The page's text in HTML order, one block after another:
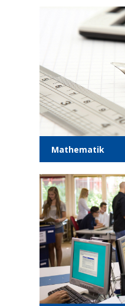
Mathe­ma­tik